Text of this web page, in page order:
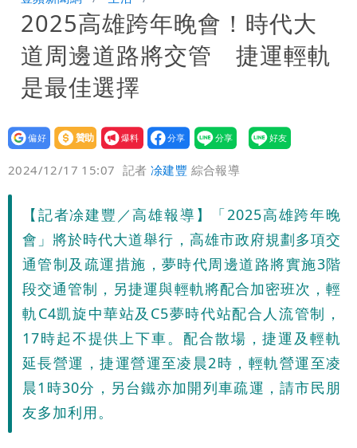
異 網笑：老師好像提油救火了
「民進黨有她裸照？」黃智賢回嗆：國民
黨墮落還不准人說
13子女擠10坪屋 媽傳返家：我很愛孩
子...請還我們平靜
氣象女神累了？白海豚報成「白沙屯」
本尊：懊惱到現在
大爆發！3颱風+1熱帶低壓 專家逐一分
析對台影響
陳時中選前夜「淋雨道歉」 王必勝認：
已知輸了…無奈又不平
長崎原爆典禮矮化台灣 傷害真正的朋
友！矢板明夫揭背後原因
「肥大叔」猝逝恐關品牌？團隊沉痛發
文 原訂直播將取消
3颱共舞！「颱風尾」掃中南部4縣市大
雨 本周天氣一圖秒懂
長崎「矮化」台灣引爆怒火！日本網友怒
噴：難道真在顧忌中國？
狗仔直擊｜郭書瑤隨興打扮要價破10
萬 素顏進擊新生活圈（壹蘋10點強
2025高雄跨年晚會！時代大
道周邊道路將交管 捷運輕軌
是最佳選擇
設為
贊助
我要
爆料
2024/12/17 15:07 記者凃建豐 綜合報導
【記者凃建豐／高雄報導】「2025高雄跨年晚
會」將於時代大道舉行，高雄市政府規劃多項交
通管制及疏運措施，夢時代周邊道路將實施3階
段交通管制，另捷運與輕軌將配合加密班次，輕
軌C4凱旋中華站及C5夢時代站配合人流管制，
17時起不提供上下車。配合散場，捷運及輕軌
延長營運，捷運營運至凌晨2時，輕軌營運至凌
晨1時30分，另台鐵亦加開列車疏運，請市民朋
友多加利用。